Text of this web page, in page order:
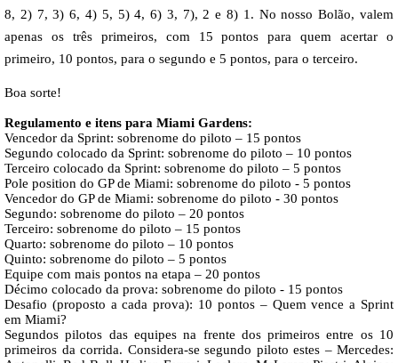
8, 2) 7, 3) 6, 4) 5, 5) 4, 6) 3, 7), 2 e 8) 1. No nosso Bolão, valem
apenas os três primeiros, com 15 pontos para quem acertar o
primeiro, 10 pontos, para o segundo e 5 pontos, para o terceiro.
Boa sorte!
Regulamento e itens para Miami Gardens:
Vencedor da Sprint: sobrenome do piloto – 15 pontos
Segundo colocado da Sprint: sobrenome do piloto – 10 pontos
Terceiro colocado da Sprint: sobrenome do piloto – 5 pontos
Pole position do GP de Miami: sobrenome do piloto - 5 pontos
Vencedor do GP de Miami: sobrenome do piloto - 30 pontos
Segundo: sobrenome do piloto – 20 pontos
Terceiro: sobrenome do piloto – 15 pontos
Quarto: sobrenome do piloto – 10 pontos
Quinto: sobrenome do piloto – 5 pontos
Equipe com mais pontos na etapa – 20 pontos
Décimo colocado da prova: sobrenome do piloto - 15 pontos
Desafio (proposto a cada prova): 10 pontos – Quem vence a Sprint
em Miami?
Segundos pilotos das equipes na frente dos primeiros entre os 10
primeiros da corrida. Considera-se segundo piloto estes – Mercedes: